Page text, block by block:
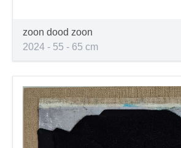
zoon dood zoon
2024 - 55 - 65 cm